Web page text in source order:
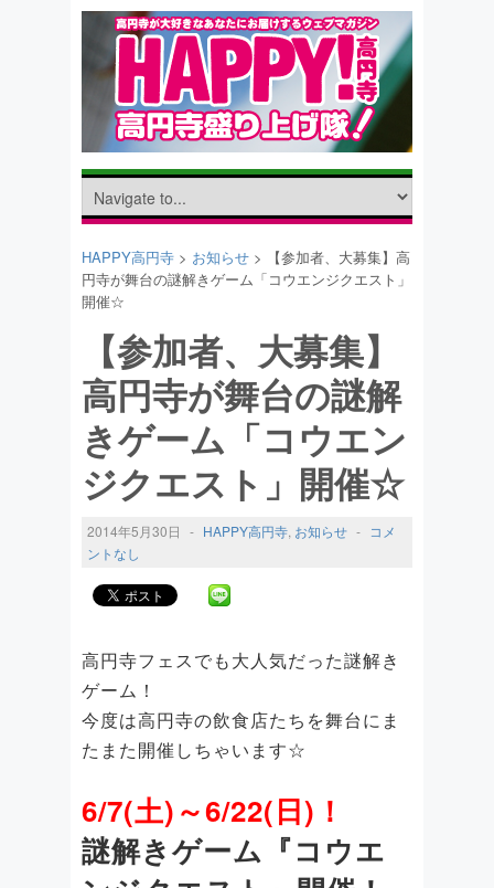
HAPPY高円寺 > お知らせ > 【参加者、大募集】高
円寺が舞台の謎解きゲーム「コウエンジクエスト」
開催☆
【参加者、大募集】
高円寺が舞台の謎解
きゲーム「コウエン
ジクエスト」開催☆
2014年5月30日 - HAPPY高円寺, お知らせ - コメ
ントなし
高円寺フェスでも大人気だった謎解き
ゲーム！
今度は高円寺の飲食店たちを舞台にま
たまた開催しちゃいます☆
6/7(土)～6/22(日)！
謎解きゲーム『コウエ